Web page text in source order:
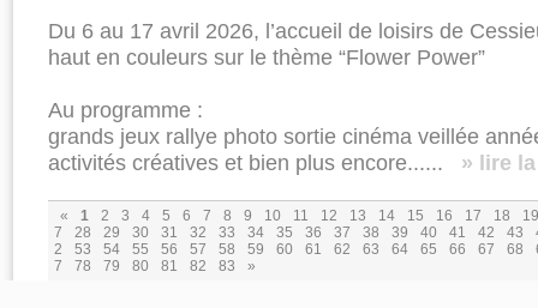
Du 6 au 17 avril 2026, l’accueil de loisirs de
haut en couleurs sur le thème “Flower Power”
Au programme :
grands jeux rallye photo sortie cinéma veillée
activités créatives et bien plus encore......
» lire
« 1 2 3 4 5 6 7 8 9 10 11 12 13 14 15 16 17 18
19
7
28 29 30 31 32 33 34 35 36 37 38 39 40 41 42 43
2
53 54 55 56 57 58 59 60 61 62 63 64 65 66 67 68
7
78 79 80 81 82 83 »